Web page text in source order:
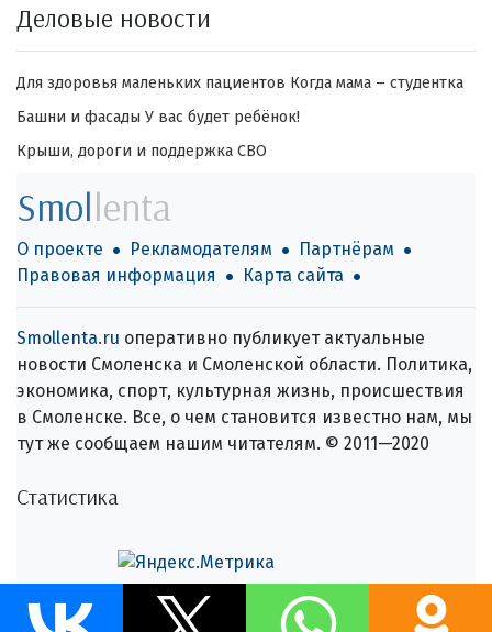
Деловые новости
Для здоровья маленьких пациентов Когда мама – студентка
Башни и фасады У вас будет ребёнок!
Крыши, дороги и поддержка СВО
Smollenta
О проекте Рекламодателям
Партнёрам
Правовая информация
Карта сайта
Smollenta.ru оперативно публикует актуальные
новости Смоленска и Смоленской области. Политика,
экономика, спорт, культурная жизнь, происшествия
в Смоленске. Все, о чем становится известно нам, мы
тут же сообщаем нашим читателям. © 2011—2020
Статистика